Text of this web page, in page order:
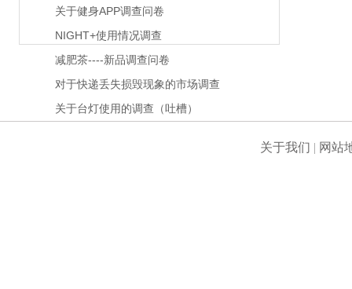
关于健身APP调查问卷
NIGHT+使用情况调查
减肥茶----新品调查问卷
对于快递丢失损毁现象的市场调查
关于台灯使用的调查（吐槽）
关于我们 | 网站